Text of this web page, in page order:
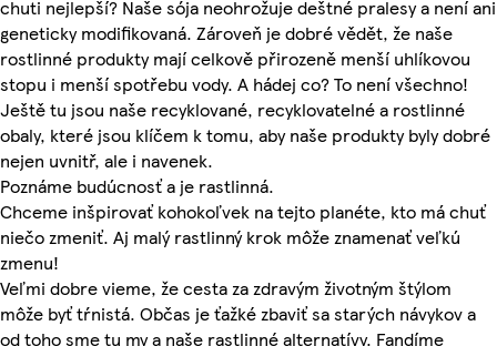
chuti nejlepší? Naše sója neohrožuje deštné pralesy a není ani
geneticky modifikovaná. Zároveň je dobré vědět, že naše
rostlinné produkty mají celkově přirozeně menší uhlíkovou
stopu i menší spotřebu vody. A hádej co? To není všechno!
Ještě tu jsou naše recyklované, recyklovatelné a rostlinné
obaly, které jsou klíčem k tomu, aby naše produkty byly dobré
nejen uvnitř, ale i navenek.
Poznáme budúcnosť a je rastlinná.
Chceme inšpirovať kohokoľvek na tejto planéte, kto má chuť
niečo zmeniť. Aj malý rastlinný krok môže znamenať veľkú
zmenu!
Veľmi dobre vieme, že cesta za zdravým životným štýlom
môže byť tŕnistá. Občas je ťažké zbaviť sa starých návykov a
od toho sme tu my a naše rastlinné alternatívy. Fandíme